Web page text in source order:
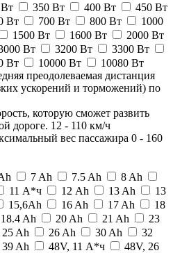
350 Вт 400 Вт
450 Вт
Вт 700 Вт 800 Вт
1000
1500 Вт 1600 Вт
2000 Вт
Вт 3200 Вт
3300 Вт
Вт 10000 Вт
10080 Вт
преодолеваемая дистанция
ускорений и торможений) по
которую сможет развить
дороге. 12 - 110 км/ч
вес пассажира 0 - 160
7 Ah 7.5 Ah
8 Ah
11 А*ч 12 Ah 13 Ah
13
15,6Ah 16 Ah 17 Ah
18
18.4 Ah 20 Ah 21 Ah
23
25 Ah 26 Ah 30 Ah
32
39 Ah 48V, 11 А*ч
48V, 26